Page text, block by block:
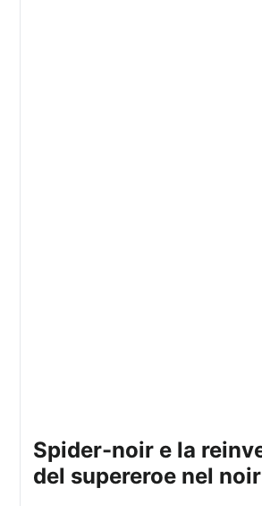
Spider-noir e la reinvenzione
del supereroe nel noir